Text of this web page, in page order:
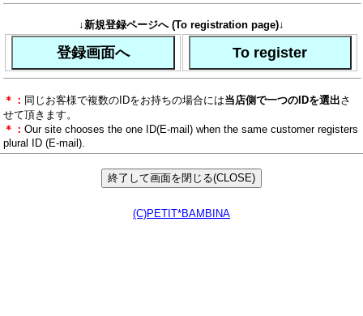
↓新規登録ページへ (To registration page)↓
＊： 同じお客様で複数のIDをお持ちの場合には当店側で一つのIDを選出さ
せて頂きます。
＊：Our site chooses the one ID(E-mail) when the same customer registers
plural ID (E-mail).
(C)PETIT*BAMBINA